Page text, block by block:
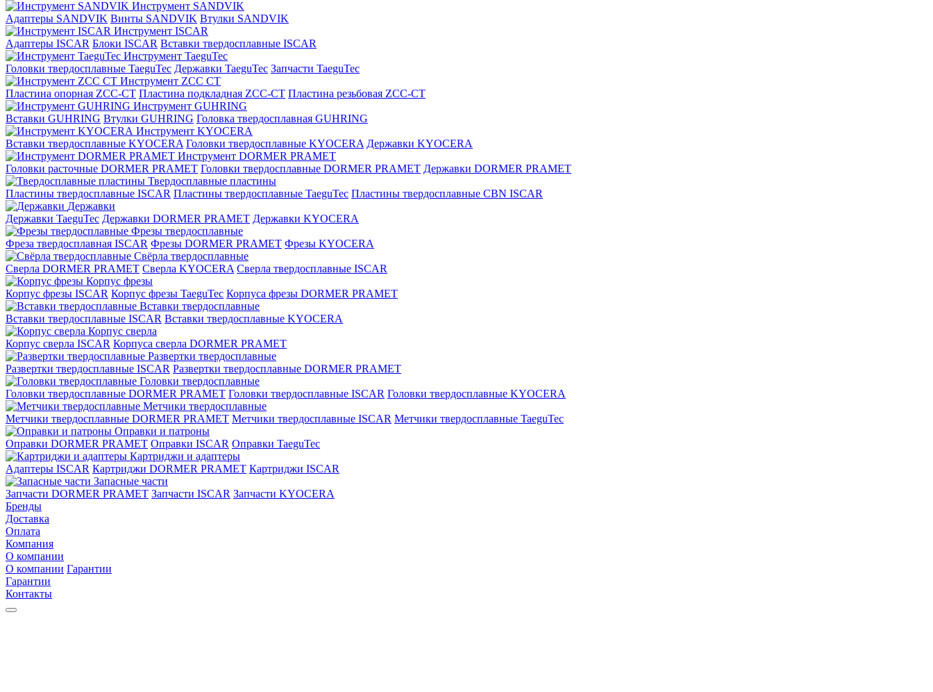
Инструмент SANDVIK
Адаптеры SANDVIK Винты SANDVIK Втулки SANDVIK
Инструмент ISCAR
Адаптеры ISCAR Блоки ISCAR Вставки твердосплавные ISCAR
Инструмент TaeguTec
Головки твердосплавные TaeguTec Державки TaeguTec Запчасти TaeguTec
Инструмент ZCС CT
Пластина опорная ZCC-CT Пластина подкладная ZCC-CT Пластина резьбовая ZCC-CT
Инструмент GUHRING
Вставки GUHRING Втулки GUHRING Головка твердосплавная GUHRING
Инструмент KYOCERA
Вставки твердосплавные KYOCERA Головки твердосплавные KYOCERA Державки KYOCERA
Инструмент DORMER PRAMET
Головки расточные DORMER PRAMET Головки твердосплавные DORMER PRAMET Державки DORMER PRAMET
Твердосплавные пластины
Пластины твердосплавные ISCAR Пластины твердосплавные TaeguTec Пластины твердосплавные CBN ISCAR
Державки
Державки TaeguTec Державки DORMER PRAMET Державки KYOCERA
Фрезы твердосплавные
Фреза твердосплавная ISCAR Фрезы DORMER PRAMET Фрезы KYOCERA
Свёрла твердосплавные
Сверла DORMER PRAMET Сверла KYOCERA Сверла твердосплавные ISCAR
Корпус фрезы
Корпус фрезы ISCAR Корпус фрезы TaeguTec Корпуса фрезы DORMER PRAMET
Вставки твердосплавные
Вставки твердосплавные ISCAR Вставки твердосплавные KYOCERA
Корпус сверла
Корпус сверла ISCAR Корпуса сверла DORMER PRAMET
Развертки твердосплавные
Развертки твердосплавные ISCAR Развертки твердосплавные DORMER PRAMET
Головки твердосплавные
Головки твердосплавные DORMER PRAMET Головки твердосплавные ISCAR Головки твердосплавные KYOCERA
Метчики твердосплавные
Метчики твердосплавные DORMER PRAMET Метчики твердосплавные ISCAR Метчики твердосплавные TaeguTec
Оправки и патроны
Оправки DORMER PRAMET Оправки ISCAR Оправки TaeguTec
Картриджи и адаптеры
Адаптеры ISCAR Картриджи DORMER PRAMET Картриджи ISCAR
Запасные части
Запчасти DORMER PRAMET Запчасти ISCAR Запчасти KYOCERA
Бренды
Доставка
Оплата
Компания
О компании
О компании Гарантии
Гарантии
Контакты